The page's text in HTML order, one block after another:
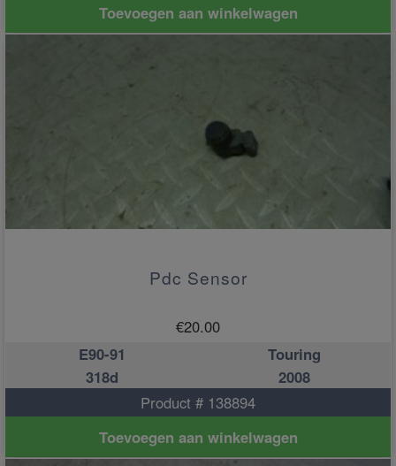
Toevoegen aan winkelwagen
Pdc Sensor
€20.00
E90-91
Touring
318d
2008
Product # 138894
Toevoegen aan winkelwagen